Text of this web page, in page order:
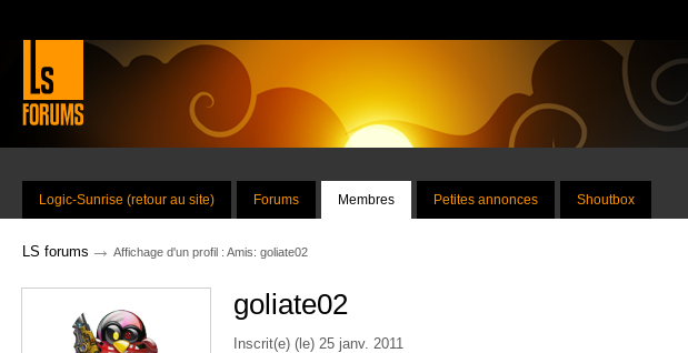
Logic-Sunrise (retour au site) Forums Membres Petites annonces Shoutbox
LS forums → Affichage d'un profil : Amis: goliate02
goliate02
Inscrit(e) (le) 25 janv. 2011